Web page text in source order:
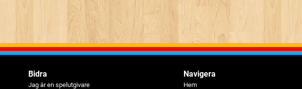
Bidra
Jag är en spelutgivare
Navigera
Hem